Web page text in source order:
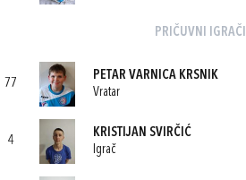
PRIČUVNI IGRAČI
77
PETAR VARNICA KRSNIK
Vratar
4
KRISTIJAN SVIRČIĆ
Igrač